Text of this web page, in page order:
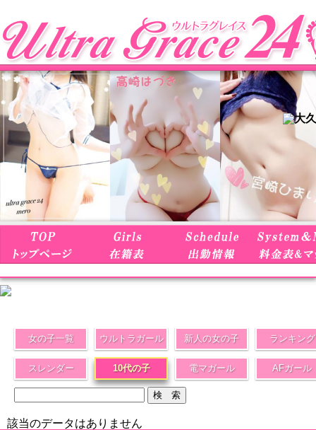
女の子一覧 ウルトラガール 新人の女の子 ランキング
スレンダー 10代の子 電マガール AFガール
該当のデータはありません